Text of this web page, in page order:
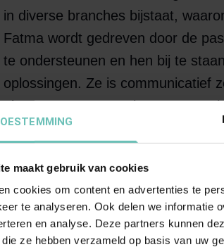
maakt gebruik van cookies
cookies om content en advertenties te
te analyseren. Ook delen we informatie
en analyse. Deze partners kunnen
ze hebben verzameld op basis van uw
in diverse branches bijstaat,
Fatma wordt gedreven door de
te ondersteunen en hen bij te
oplossingen. Ze is communicatief
niet terug voor complexe
juridisch complexe vraagstukken
Cliënten omschrijven Fatma als